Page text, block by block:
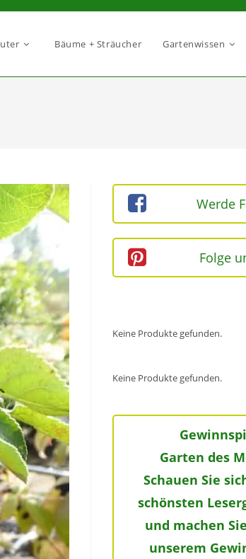
Bäume + Sträucher Gartenwissen
Werde
Folge
Keine Produkte gefunden.
Keine Produkte gefunden.
Garten des
Schauen Sie
schönsten
und machen
unserem